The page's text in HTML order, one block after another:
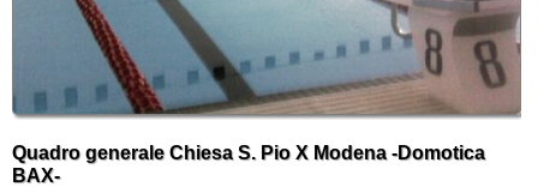
Quadro generale Chiesa S. Pio X Modena -Domotica
BAX-